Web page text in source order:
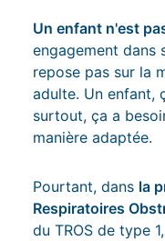
Un enfant n'est
engagement dans
repose pas sur la
adulte. Un enfant,
surtout, ça a
manière adaptée.
Pourtant, dans la
Respiratoires
du TROS de type